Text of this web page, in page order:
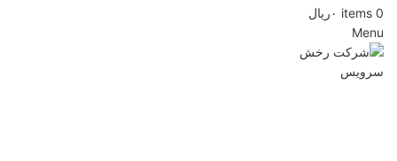
0
items ۰ ریال
Menu